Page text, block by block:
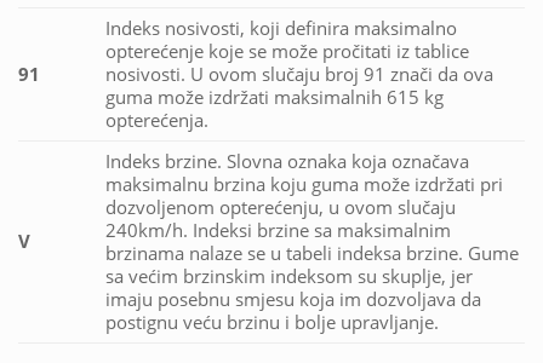
91
Indeks nosivosti, koji definira maksimalno
opterećenje koje se može pročitati iz tablice
nosivosti. U ovom slučaju broj 91 znači da ova
guma može izdržati maksimalnih 615 kg
opterećenja.
V
Indeks brzine. Slovna oznaka koja označava
maksimalnu brzina koju guma može izdržati pri
dozvoljenom opterećenju, u ovom slučaju
240km/h. Indeksi brzine sa maksimalnim
brzinama nalaze se u tabeli indeksa brzine. Gume
sa većim brzinskim indeksom su skuplje, jer
imaju posebnu smjesu koja im dozvoljava da
postignu veću brzinu i bolje upravljanje.